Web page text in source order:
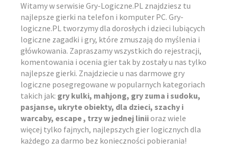
Witamy w serwisie Gry-Logiczne.PL znajdziesz tu
najlepsze gierki na telefon i komputer PC. Gry-
logiczne.PL tworzymy dla dorosłych i dzieci lubiących
logiczne zagadki i gry, które zmuszają do myślenia i
główkowania. Zapraszamy wszystkich do rejestracji,
komentowania i ocenia gier tak by zostały u nas tylko
najlepsze gierki. Znajdziecie u nas darmowe gry
logiczne posegregowane w popularnych kategoriach
takich jak: gry kulki, mahjong, gry zuma i sudoku,
pasjanse, ukryte obiekty, dla dzieci, szachy i
warcaby, escape , trzy w jednej liniioraz wiele
więcej tylko fajnych, najlepszych gier logicznych dla
każdego za darmo bez konieczności pobierania!